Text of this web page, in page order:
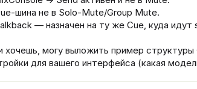
шина не в Solo‑Mute/Group Mute.
— назначен на ту же Cue, куда идут
хочешь, могу выложить пример
для вашего интерфейса (какая